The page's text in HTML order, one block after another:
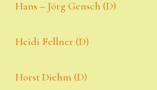
Hans – Jörg Gensch (D)
Heidi Fellner (D)
Horst Diehm (D)